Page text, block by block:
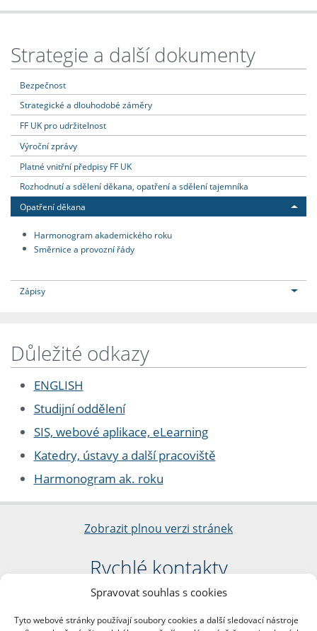
Spravovat souhlas s cookies
Tyto webové stránky používají soubory cookies a další sledovací nástroje
Strategie a další dokumenty
Bezpečnost
Strategické a dlouhodobé záměry
FF UK pro udržitelnost
Výroční zprávy
Platné vnitřní předpisy FF UK
Rozhodnutí a sdělení děkana, opatření a sdělení tajemníka
Opatření děkana
Harmonogram akademického roku
Směrnice a provozní řády
Zápisy
Důležité odkazy
ENGLISH
Studijní oddělení
SIS, webové aplikace, eLearning
Katedry, ústavy a další pracoviště
Harmonogram ak. roku
Zobrazit plnou verzi stránek
Rychlé kontakty
Filozofická fakulta
nám. Jana Palacha 1/2